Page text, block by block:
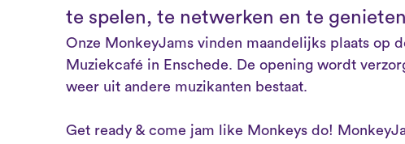
te spelen, te netwerken en te
Onze MonkeyJams vinden maandelijks plaats op
Muziekcafé in Enschede. De opening wordt
weer uit andere muzikanten bestaat.
Get ready & come jam like Monkeys do!